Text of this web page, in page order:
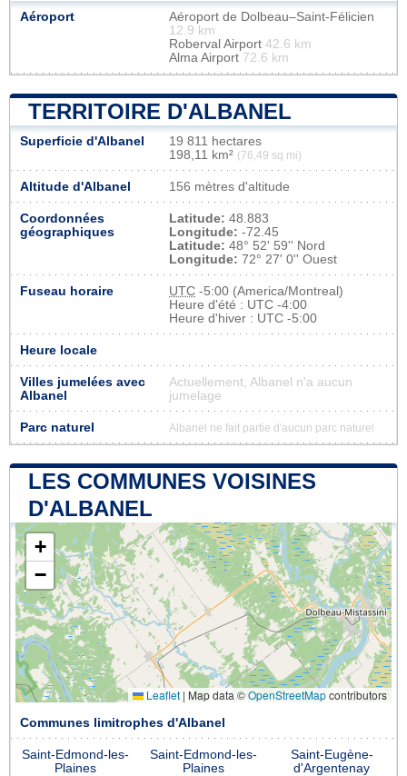
Aéroport
Aéroport de Dolbeau–Saint-Félicien
12.9 km
Roberval Airport 42.6 km
Alma Airport 72.6 km
TERRITOIRE D'ALBANEL
Superficie d'Albanel
19 811 hectares
198,11 km² (76,49 sq mi)
Altitude d'Albanel 156 mètres d'altitude
Coordonnées
géographiques
Latitude: 48.883
Longitude: -72.45
Latitude: 48° 52' 59'' Nord
Longitude: 72° 27' 0'' Ouest
Fuseau horaire UTC -5:00 (America/Montreal)
Heure d'été : UTC -4:00
Heure d'hiver : UTC -5:00
Heure locale
Villes jumelées avec
Albanel
Actuellement, Albanel n'a aucun
jumelage
Parc naturel Albanel ne fait partie d'aucun parc naturel
LES COMMUNES VOISINES
D'ALBANEL
+
−
Leaflet | Map data ©OpenStreetMapcontributors
Communes limitrophes d'Albanel
Saint-Edmond-les-
Plaines
Saint-Edmond-les-
Plaines
Saint-Eugène-
d'Argentenay